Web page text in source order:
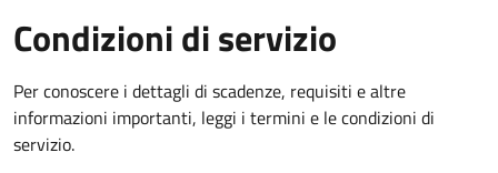
Condizioni di servizio
Per conoscere i dettagli di scadenze, requisiti e altre
informazioni importanti, leggi i termini e le condizioni di
servizio.